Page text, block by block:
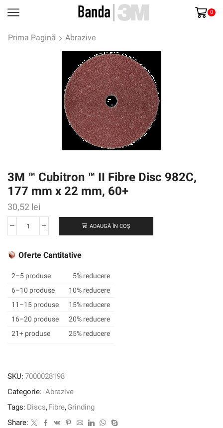
0
Prima Pagină Abrazive
3M ™ Cubitron ™ II Fibre Disc 982C,
177 mm x 22 mm, 60+
30,52 lei
Cantitate
™
™
Fibre
Disc
982C,
177
mm,
ADAUGĂ ÎN COȘ
Oferte Cantitative
2–5 produse
5% reducere
6–10 produse
10% reducere
11–15 produse
15% reducere
16–20 produse
20% reducere
21+ produse
25% reducere
SKU: 7000028198
Categorie: Abrazive
Tags: Discs,Fibre,Grinding
Share: